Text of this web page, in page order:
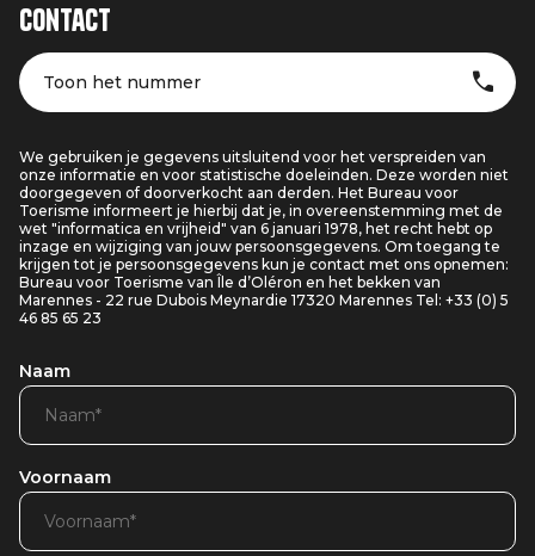
Contact
Toon het nummer
We gebruiken je gegevens uitsluitend voor het verspreiden van
onze informatie en voor statistische doeleinden. Deze worden niet
doorgegeven of doorverkocht aan derden. Het Bureau voor
Toerisme informeert je hierbij dat je, in overeenstemming met de
wet "informatica en vrijheid" van 6 januari 1978, het recht hebt op
inzage en wijziging van jouw persoonsgegevens. Om toegang te
krijgen tot je persoonsgegevens kun je contact met ons opnemen:
Bureau voor Toerisme van Île d’Oléron en het bekken van
Marennes - 22 rue Dubois Meynardie 17320 Marennes Tel: +33 (0) 5
46 85 65 23
Naam
Voornaam